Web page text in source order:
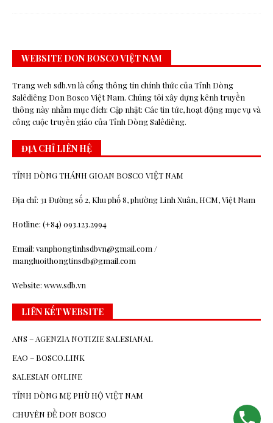
WEBSITE DON BOSCO VIỆT NAM
Trang web sdb.vn là cổng thông tin chính thức của Tỉnh Dòng
Salêdiêng Don Bosco Việt Nam. Chúng tôi xây dựng kênh truyền
thông này nhằm mục đích: Cập nhật: Các tin tức, hoạt động mục vụ và
công cuộc truyền giáo của Tỉnh Dòng Salêdiêng.
ĐỊA CHỈ LIÊN HỆ
TỈNH DÒNG THÁNH GIOAN BOSCO VIỆT NAM
Địa chỉ: 31 Đường số 2, Khu phố 8, phường Linh Xuân, HCM, Việt Nam
Hotline: (+84) 093.123.2994
Email: vanphongtinhsdbvn@gmail.com /
mangluoithongtinsdb@gmail.com
Website: www.sdb.vn
LIÊN KẾT WEBSITE
ANS – AGENZIA NOTIZIE SALESIANAL
EAO – BOSCO.LINK
SALESIAN ONLINE
TỈNH DÒNG MẸ PHÙ HỘ VIỆT NAM
CHUYÊN ĐỀ DON BOSCO